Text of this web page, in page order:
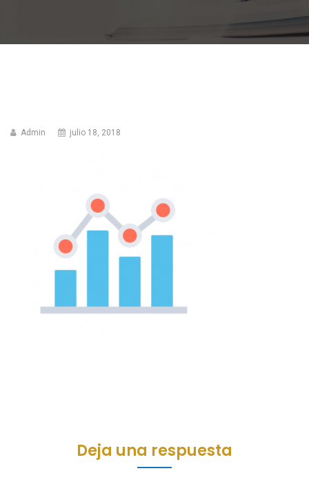
Admin julio 18, 2018
Deja una respuesta